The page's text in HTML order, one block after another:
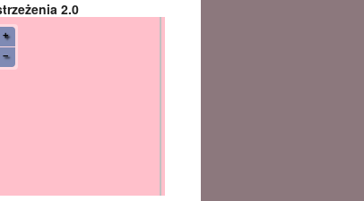
2.0